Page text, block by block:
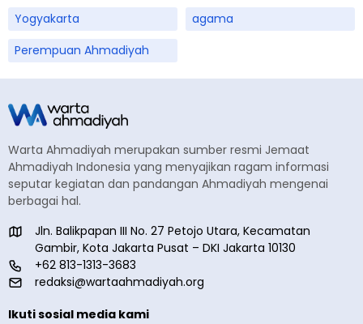
Yogyakarta
agama
Perempuan Ahmadiyah
Warta Ahmadiyah merupakan sumber resmi Jemaat
Ahmadiyah Indonesia yang menyajikan ragam informasi
seputar kegiatan dan pandangan Ahmadiyah mengenai
berbagai hal.
Jln. Balikpapan III No. 27 Petojo Utara, Kecamatan
Gambir, Kota Jakarta Pusat – DKI Jakarta 10130
+62 813-1313-3683
redaksi@wartaahmadiyah.org
Ikuti sosial media kami